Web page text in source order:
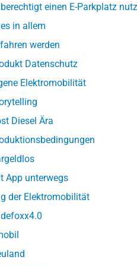
einen E-Parkplatz
in allem
werden
Datenschutz
Elektromobilität
Diesel Ära
App unterwegs
der Elektromobilität